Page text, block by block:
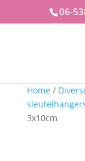
06-
Home /
3x10cm